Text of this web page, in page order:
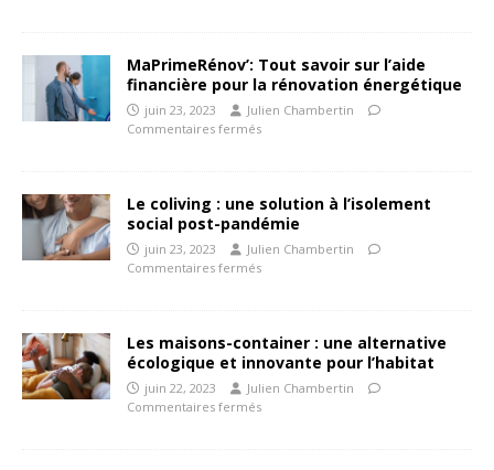
MaPrimeRénov’: Tout savoir sur l’aide
financière pour la rénovation énergétique
juin 23, 2023
Julien Chambertin
Commentaires fermés
Le coliving : une solution à l’isolement
social post-pandémie
juin 23, 2023
Julien Chambertin
Commentaires fermés
Les maisons-container : une alternative
écologique et innovante pour l’habitat
juin 22, 2023
Julien Chambertin
Commentaires fermés